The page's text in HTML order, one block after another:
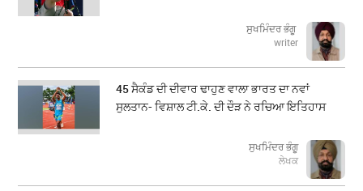
ਸੁਖਮਿੰਦਰ ਭੰਗੂ
writer
45 ਸੈਕੰਡ ਦੀ ਦੀਵਾਰ ਢਾਹੁਣ ਵਾਲਾ ਭਾਰਤ ਦਾ ਨਵਾਂ
ਸੁਲਤਾਨ- ਵਿਸ਼ਾਲ ਟੀ.ਕੇ. ਦੀ ਦੌੜ ਨੇ ਰਚਿਆ ਇਤਿਹਾਸ
ਸੁਖਮਿੰਦਰ ਭੰਗੂ
ਲੇਖਕ